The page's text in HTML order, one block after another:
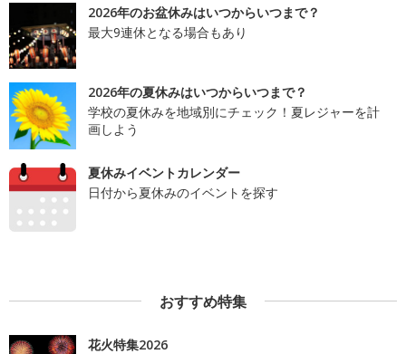
2026年のお盆休みはいつからいつまで？
最大9連休となる場合もあり
2026年の夏休みはいつからいつまで？
学校の夏休みを地域別にチェック！夏レジャーを計
画しよう
夏休みイベントカレンダー
日付から夏休みのイベントを探す
おすすめ特集
花火特集2026